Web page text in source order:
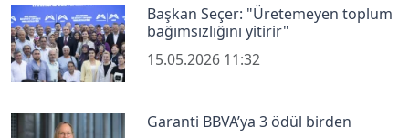
Başkan Seçer: "Üretemeyen toplum
bağımsızlığını yitirir"
15.05.2026 11:32
Garanti BBVA’ya 3 ödül birden